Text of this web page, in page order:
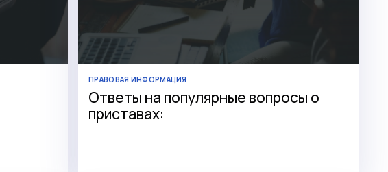
ПРАВОВАЯ ИНФОРМАЦИЯ
Ответы на популярные вопросы о
приставах: